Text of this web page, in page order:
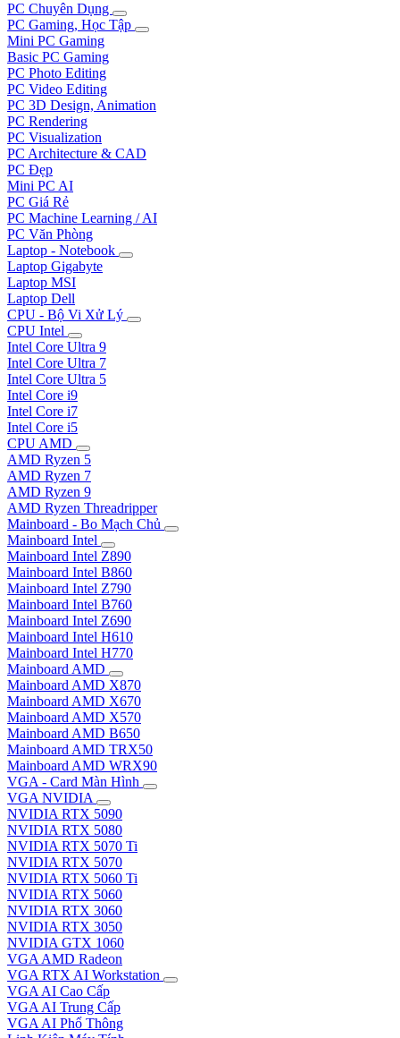
PC Chuyên Dụng
PC Gaming, Học Tập
Mini PC Gaming
Basic PC Gaming
PC Photo Editing
PC Video Editing
PC 3D Design, Animation
PC Rendering
PC Visualization
PC Architecture & CAD
PC Đẹp
Mini PC AI
PC Giá Rẻ
PC Machine Learning / AI
PC Văn Phòng
Laptop - Notebook
Laptop Gigabyte
Laptop MSI
Laptop Dell
CPU - Bộ Vi Xử Lý
CPU Intel
Intel Core Ultra 9
Intel Core Ultra 7
Intel Core Ultra 5
Intel Core i9
Intel Core i7
Intel Core i5
CPU AMD
AMD Ryzen 5
AMD Ryzen 7
AMD Ryzen 9
AMD Ryzen Threadripper
Mainboard - Bo Mạch Chủ
Mainboard Intel
Mainboard Intel Z890
Mainboard Intel B860
Mainboard Intel Z790
Mainboard Intel B760
Mainboard Intel Z690
Mainboard Intel H610
Mainboard Intel H770
Mainboard AMD
Mainboard AMD X870
Mainboard AMD X670
Mainboard AMD X570
Mainboard AMD B650
Mainboard AMD TRX50
Mainboard AMD WRX90
VGA - Card Màn Hình
VGA NVIDIA
NVIDIA RTX 5090
NVIDIA RTX 5080
NVIDIA RTX 5070 Ti
NVIDIA RTX 5070
NVIDIA RTX 5060 Ti
NVIDIA RTX 5060
NVIDIA RTX 3060
NVIDIA RTX 3050
NVIDIA GTX 1060
VGA AMD Radeon
VGA RTX AI Workstation
VGA AI Cao Cấp
VGA AI Trung Cấp
VGA AI Phổ Thông